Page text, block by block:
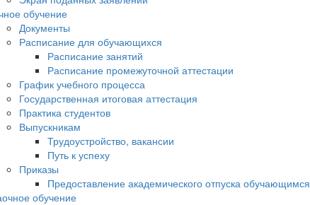
обучение
Документы
Расписание для обучающихся
Расписание занятий
Расписание промежуточной аттестации
График учебного процесса
Государственная итоговая аттестация
Практика студентов
Выпускникам
Трудоустройство, вакансии
Путь к успеху
Приказы
Предоставление академического отпуска обучающимся
обучение